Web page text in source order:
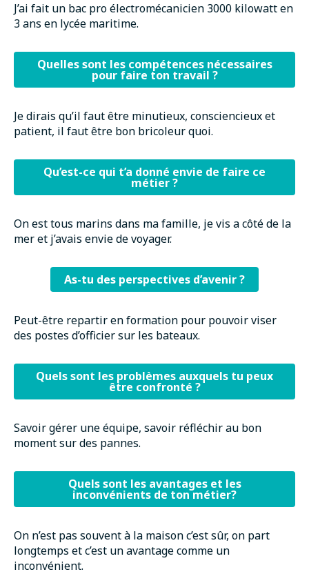
J’ai fait un bac pro électromécanicien 3000 kilowatt en
3 ans en lycée maritime.
Quelles sont les compétences nécessaires
pour faire ton travail ?
Je dirais qu’il faut être minutieux, consciencieux et
patient, il faut être bon bricoleur quoi.
Qu’est-ce qui t’a donné envie de faire ce
métier ?
On est tous marins dans ma famille, je vis a côté de la
mer et j’avais envie de voyager.
As-tu des perspectives d’avenir ?
Peut-être repartir en formation pour pouvoir viser
des postes d’officier sur les bateaux.
Quels sont les problèmes auxquels tu peux
être confronté ?
Savoir gérer une équipe, savoir réfléchir au bon
moment sur des pannes.
Quels sont les avantages et les
inconvénients de ton métier?
On n’est pas souvent à la maison c’est sûr, on part
longtemps et c’est un avantage comme un
inconvénient.